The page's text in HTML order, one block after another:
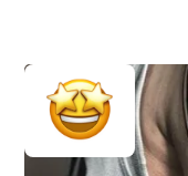
Dein
besten